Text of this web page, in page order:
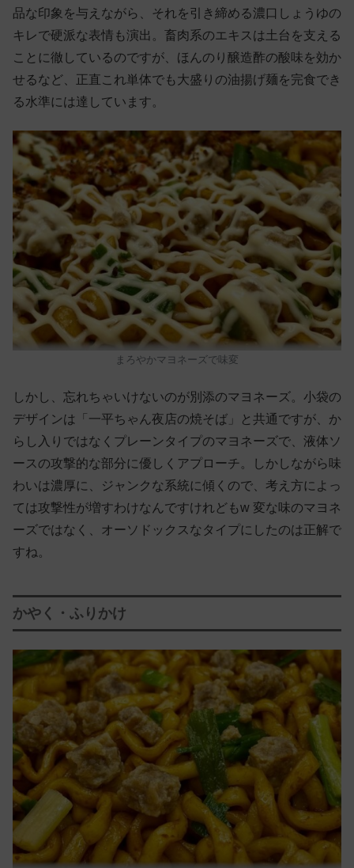
品な印象を与えながら、それを引き締める濃口しょうゆの
キレで硬派な表情も演出。畜肉系のエキスは土台を支える
ことに徹しているのですが、ほんのり醸造酢の酸味を効か
せるなど、正直これ単体でも大盛りの油揚げ麺を完食でき
る水準には達しています。
まろやかマヨネーズで味変
しかし、忘れちゃいけないのが別添のマヨネーズ。小袋の
デザインは「一平ちゃん夜店の焼そば」と共通ですが、か
らし入りではなくプレーンタイプのマヨネーズで、液体ソ
ースの攻撃的な部分に優しくアプローチ。しかしながら味
わいは濃厚に、ジャンクな系統に傾くので、考え方によっ
ては攻撃性が増すわけなんですけれどもw 変な味のマヨネ
ーズではなく、オーソドックスなタイプにしたのは正解で
すね。
かやく・ふりかけ